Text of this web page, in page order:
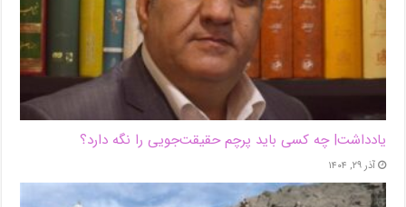
یادداشت| ‌چه کسی باید پرچم حقیقت‌جویی را نگه دارد؟
آذر ۲۹, ۱۴۰۴